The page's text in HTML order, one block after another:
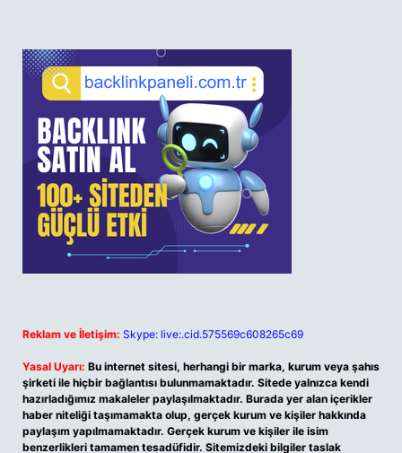
Reklam ve İletişim: Skype: live:.cid.575569c608265c69
Yasal Uyarı: Bu internet sitesi, herhangi bir marka, kurum veya şahıs
şirketi ile hiçbir bağlantısı bulunmamaktadır. Sitede yalnızca kendi
hazırladığımız makaleler paylaşılmaktadır. Burada yer alan içerikler
haber niteliği taşımamakta olup, gerçek kurum ve kişiler hakkında
paylaşım yapılmamaktadır. Gerçek kurum ve kişiler ile isim
benzerlikleri tamamen tesadüfidir. Sitemizdeki bilgiler taslak